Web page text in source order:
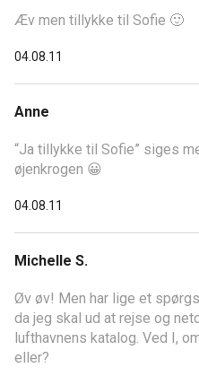
Æv men tillykke til Sofie 🙂
04.08.11
Anne
“Ja tillykke til Sofie” siges
øjenkrogen 😀
04.08.11
Michelle S.
Øv øv! Men har lige et
da jeg skal ud at rejse og
lufthavnens katalog. Ved I,
eller?